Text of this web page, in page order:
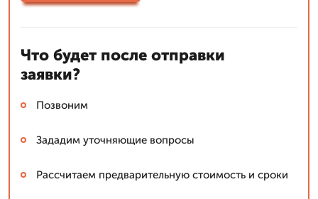
Что будет после отправки
заявки?
Позвоним
Зададим уточняющие вопросы
Рассчитаем предварительную стоимость и сроки